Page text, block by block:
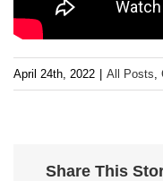
April 24th, 2022 All Posts,
Share This